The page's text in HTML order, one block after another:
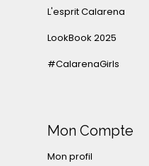
L'esprit Calarena
LookBook 2025
#CalarenaGirls
Mon Compte
Mon profil